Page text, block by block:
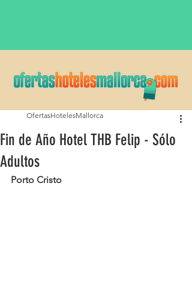
Fin de Año Hotel THB Felip - Sólo
Adultos
OfertasHotelesMallorca
Porto Cristo